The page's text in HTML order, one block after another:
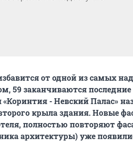
от одной из самых
59 заканчиваются
- Невский Палас»
крыла здания. Новые
полностью повторяют
архитектуры) уже